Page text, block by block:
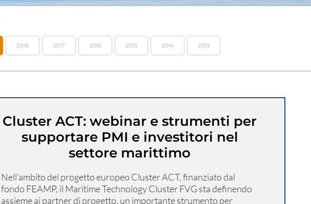
2018 2017 2016 2015 2014 2013
Cluster ACT: webinar e strumenti per
supportare PMI e investitori nel
settore marittimo
Nell’ambito del progetto europeo Cluster ACT, finanziato dal
fondo FEAMP, il Maritime Technology Cluster FVG sta definendo
assieme ai partner di progetto, un importante strumento per